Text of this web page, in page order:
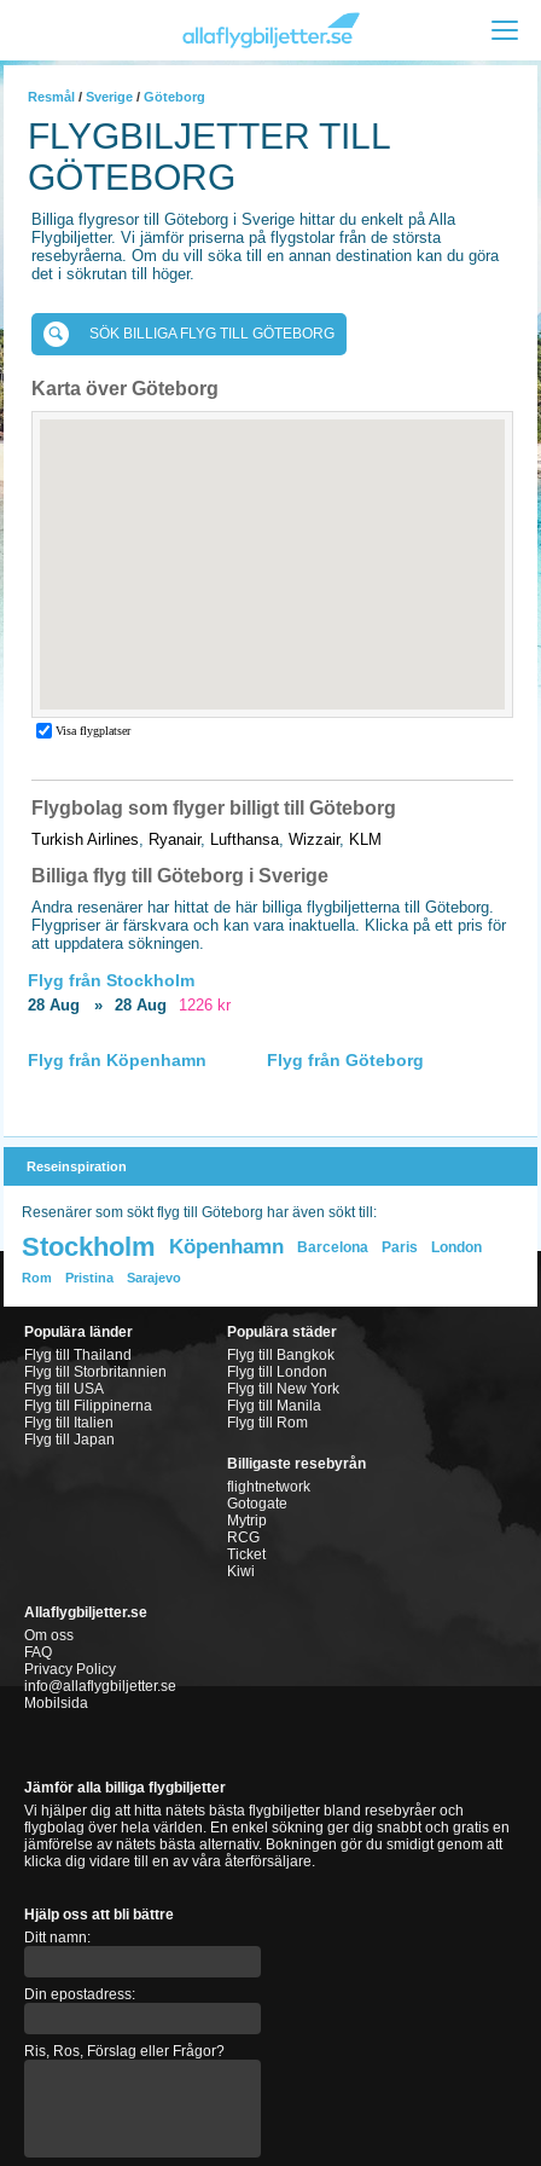
Resmål / Sverige / Göteborg
FLYGBILJETTER TILL
GÖTEBORG
Billiga flygresor till Göteborg i Sverige hittar du enkelt på Alla
Flygbiljetter. Vi jämför priserna på flygstolar från de största
resebyråerna. Om du vill söka till en annan destination kan du göra
det i sökrutan till höger.
SÖK BILLIGA FLYG TILL GÖTEBORG
Karta över Göteborg
Flygbolag som flyger billigt till Göteborg
Turkish Airlines, Ryanair, Lufthansa, Wizzair, KLM
Billiga flyg till Göteborg i Sverige
Andra resenärer har hittat de här billiga flygbiljetterna till Göteborg.
Flygpriser är färskvara och kan vara inaktuella. Klicka på ett pris för
att uppdatera sökningen.
Flyg från Stockholm
28 Aug » 28 Aug 1226 kr
Flyg från Köpenhamn Flyg från Göteborg
Reseinspiration
Resenärer som sökt flyg till Göteborg har även sökt till:
Stockholm Köpenhamn Barcelona Paris London
Rom Pristina Sarajevo
Populära länder
Flyg till Thailand
Flyg till Storbritannien
Flyg till USA
Flyg till Filippinerna
Flyg till Italien
Flyg till Japan
Populära städer
Flyg till Bangkok
Flyg till London
Flyg till New York
Flyg till Manila
Flyg till Rom
Billigaste resebyrån
flightnetwork
Gotogate
Mytrip
RCG
Ticket
Kiwi
Allaflygbiljetter.se
Om oss
FAQ
Privacy Policy
info@allaflygbiljetter.se
Mobilsida
Jämför alla billiga flygbiljetter
Vi hjälper dig att hitta nätets bästa flygbiljetter bland resebyråer och
flygbolag över hela världen. En enkel sökning ger dig snabbt och gratis en
jämförelse av nätets bästa alternativ. Bokningen gör du smidigt genom att
klicka dig vidare till en av våra återförsäljare.
Hjälp oss att bli bättre
Ditt namn:
Din epostadress:
Ris, Ros, Förslag eller Frågor?